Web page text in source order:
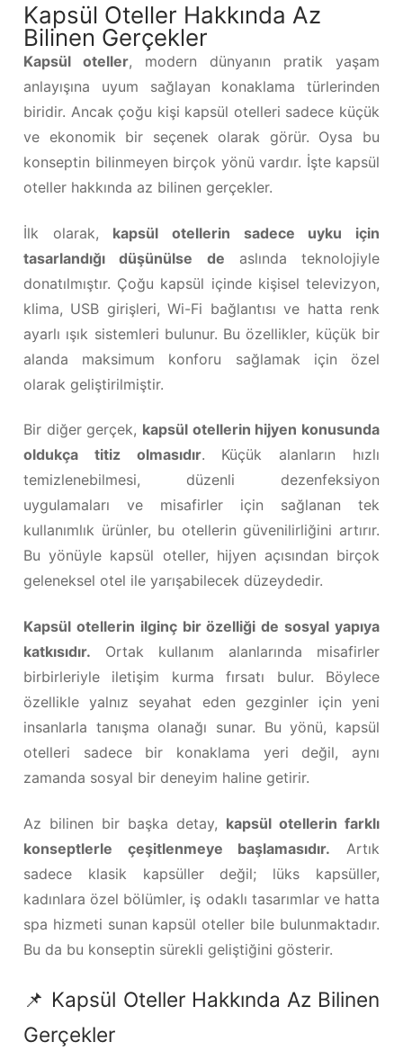
Kapsül Oteller Hakkında Az
Bilinen Gerçekler
Kapsül oteller, modern dünyanın pratik yaşam
anlayışına uyum sağlayan konaklama türlerinden
biridir. Ancak çoğu kişi kapsül otelleri sadece küçük
ve ekonomik bir seçenek olarak görür. Oysa bu
konseptin bilinmeyen birçok yönü vardır. İşte kapsül
oteller hakkında az bilinen gerçekler.
İlk olarak, kapsül otellerin sadece uyku için
tasarlandığı düşünülse de aslında teknolojiyle
donatılmıştır. Çoğu kapsül içinde kişisel televizyon,
klima, USB girişleri, Wi-Fi bağlantısı ve hatta renk
ayarlı ışık sistemleri bulunur. Bu özellikler, küçük bir
alanda maksimum konforu sağlamak için özel
olarak geliştirilmiştir.
Bir diğer gerçek, kapsül otellerin hijyen konusunda
oldukça titiz olmasıdır. Küçük alanların hızlı
temizlenebilmesi, düzenli dezenfeksiyon
uygulamaları ve misafirler için sağlanan tek
kullanımlık ürünler, bu otellerin güvenilirliğini artırır.
Bu yönüyle kapsül oteller, hijyen açısından birçok
geleneksel otel ile yarışabilecek düzeydedir.
Kapsül otellerin ilginç bir özelliği de sosyal yapıya
katkısıdır. Ortak kullanım alanlarında misafirler
birbirleriyle iletişim kurma fırsatı bulur. Böylece
özellikle yalnız seyahat eden gezginler için yeni
insanlarla tanışma olanağı sunar. Bu yönü, kapsül
otelleri sadece bir konaklama yeri değil, aynı
zamanda sosyal bir deneyim haline getirir.
Az bilinen bir başka detay, kapsül otellerin farklı
konseptlerle çeşitlenmeye başlamasıdır. Artık
sadece klasik kapsüller değil; lüks kapsüller,
kadınlara özel bölümler, iş odaklı tasarımlar ve hatta
spa hizmeti sunan kapsül oteller bile bulunmaktadır.
Bu da bu konseptin sürekli geliştiğini gösterir.
📌 Kapsül Oteller Hakkında Az Bilinen
Gerçekler